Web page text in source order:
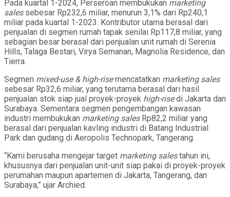
Pada kuartal 1-2024, Perseroan membukukan marketing
sales sebesar Rp232,6 miliar, menurun 3,1% dari Rp240,1
miliar pada kuartal 1-2023. Kontributor utama berasal dari
penjualan di segmen rumah tapak senilai Rp117,8 miliar, yang
sebagian besar berasal dari penjualan unit rumah di Serenia
Hills, Talaga Bestari, Virya Semanan, Magnolia Residence, dan
Tierra.
Segmen mixed-use & high-risemencatatkan marketing sales
sebesar Rp32,6 miliar, yang terutama berasal dari hasil
penjualan stok siap jual proyek-proyek high-risedi Jakarta dan
Surabaya. Sementara segmen pengembangan kawasan
industri membukukan marketing sales Rp82,2 miliar yang
berasal dari penjualan kavling industri di Batang Industrial
Park dan gudang di Aeropolis Technopark, Tangerang.
“Kami berusaha mengejar target marketing salestahun ini,
khususnya dari penjualan unit-unit siap pakai di proyek-proyek
perumahan maupun apartemen di Jakarta, Tangerang, dan
Surabaya,” ujar Archied.